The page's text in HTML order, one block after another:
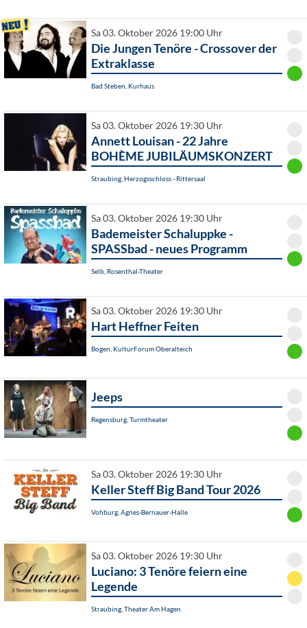
Sa 03. Oktober 2026 19:00 Uhr
Die Jungen Tenöre - Crossover der
Extraklasse
Bad Steben, Kurhaus
Sa 03. Oktober 2026 19:30 Uhr
Annett Louisan - 22 Jahre
BOHÈME JUBILÄUMSKONZERT
Straubing, Herzogsschloss - Rittersaal
Sa 03. Oktober 2026 19:30 Uhr
Bademeister Schaluppke -
SPASSbad - neues Programm
Selb, Rosenthal-Theater
Sa 03. Oktober 2026 19:30 Uhr
Hart Heffner Feiten
Bogen, KulturForum Oberalteich
Jeeps
Regensburg, Turmtheater
Sa 03. Oktober 2026 19:30 Uhr
Keller Steff Big Band Tour 2026
Vohburg, Agnes-Bernauer-Halle
Sa 03. Oktober 2026 19:30 Uhr
Luciano: 3 Tenöre feiern eine
Legende
Straubing, Theater Am Hagen